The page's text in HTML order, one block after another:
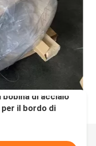
bobina di acciaio
il bordo di